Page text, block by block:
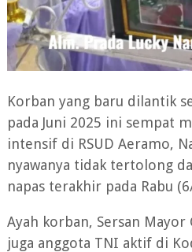
Korban yang baru dilantik
pada Juni 2025 ini sempat
intensif di RSUD Aeramo,
nyawanya tidak tertolong
napas terakhir pada Rabu
Ayah korban, Sersan
juga anggota TNI aktif di